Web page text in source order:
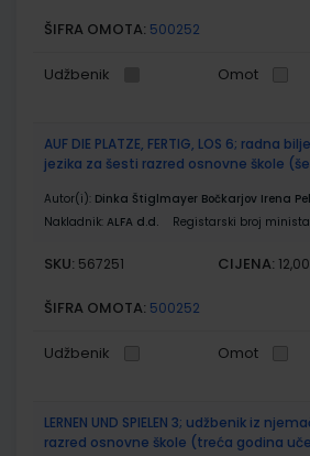
ŠIFRA OMOTA: 500252
Udžbenik Omot
AUF DIE PLATZE, FERTIG, LOS 6; radna
jezika za šesti razred osnovne škole
Autor(i): Dinka Štiglmayer Bočkarjov Irena
Nakladnik: ALFA d.d. Registarski broj
SKU: 567251 CIJENA:
ŠIFRA OMOTA: 500252
Udžbenik Omot
LERNEN UND SPIELEN 3; udžbenik iz
razred osnovne škole (treća godina